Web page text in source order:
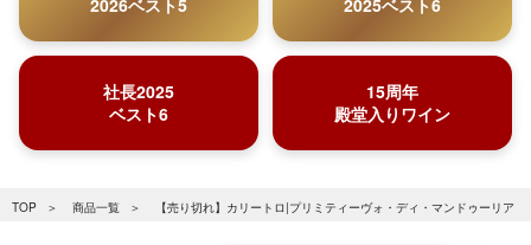
2026ベスト5
2025ベスト6
社長2025
ベスト6
15周年
殿堂入りワイン
TOP 商品一覧 【売り切れ】カリートロ|プリミティーヴォ・ディ・マンドゥーリア